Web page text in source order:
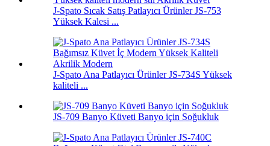
J-Spato Sıcak Satış Patlayıcı Ürünler JS-753
Yüksek Kalesi ...
J-Spato Ana Patlayıcı Ürünler JS-734S Yüksek
kaliteli ...
JS-709 Banyo Küveti Banyo için Soğukluk